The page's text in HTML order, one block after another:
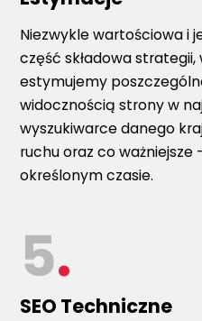
Niezwykle wartościowa i
część składowa
estymujemy
widocznością strony w
wyszukiwarce danego
ruchu oraz co ważniejsze
określonym czasie.
5.
SEO Techniczne